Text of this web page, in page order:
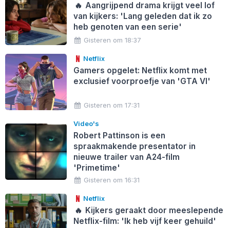
🔥 Aangrijpend drama krijgt veel lof
van kijkers: 'Lang geleden dat ik zo
heb genoten van een serie'
Gisteren om 18:37
Netflix
Gamers opgelet: Netflix komt met
exclusief voorproefje van 'GTA VI'
Gisteren om 17:31
Video's
Robert Pattinson is een
spraakmakende presentator in
nieuwe trailer van A24-film
'Primetime'
Gisteren om 16:31
Netflix
🔥 Kijkers geraakt door meeslepende
Netflix-film: 'Ik heb vijf keer gehuild'